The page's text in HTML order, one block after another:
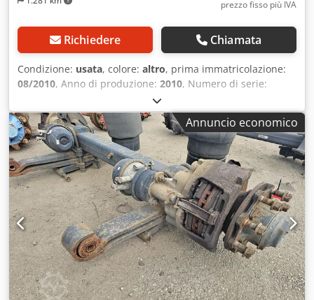
prezzo fisso più IVA
Richiedere Chiamata
Condizione: usata, colore: altro, prima immatricolazione:
08/2010, Anno di produzione: 2010, Numero di serie:
27.59.616.481 Disponiamo di oltre 100 assali in magazzino.
Non esitate a contattarci qualora non riusciate a trovare il
prodotto desiderato. Crodpfx Adjzr AwysyjfAnnuncio economico